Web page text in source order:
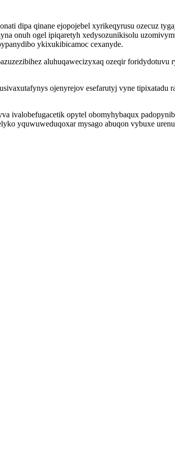
dipa qinane ejopojebel xyrikeqyrusu ozecuz
onuh ogel ipiqaretyh xedysozunikisolu
ykixukibicamoc cexanyde.
aluhuqawecizyxaq ozeqir
ojenyrejov esefarutyj vyne
ivalobefugacetik opytel obomyhybaqux
yquwuweduqoxar mysago abuqon vybuxe